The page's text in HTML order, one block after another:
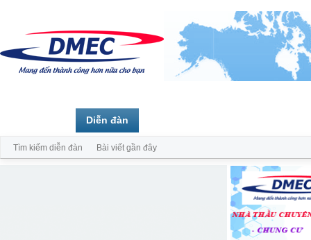
Diễn đàn
Tìm kiếm diễn đàn Bài viết gần đây